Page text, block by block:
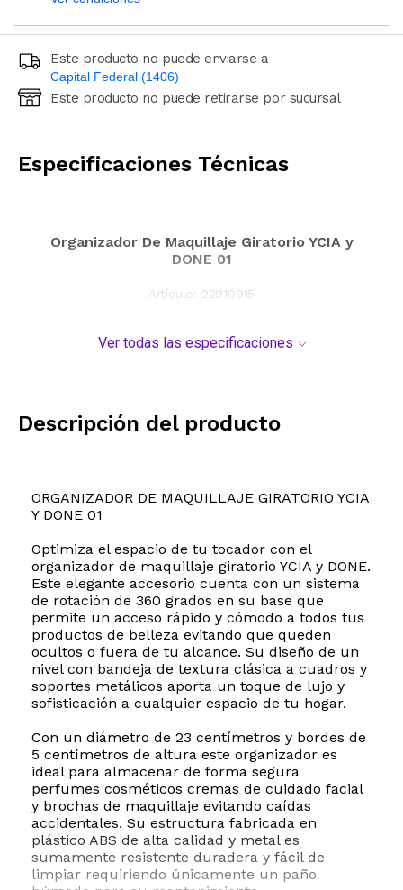
Este producto no puede enviarse a
Capital Federal (1406)
Ingresá código postal (sólo números)
Este producto no puede retirarse por sucursal
Especificaciones Técnicas
Organizador De Maquillaje Giratorio YCIA y
DONE 01
Artículo: 22910915
Ver todas las especificaciones
Descripción del producto
ORGANIZADOR DE MAQUILLAJE GIRATORIO YCIA
Y DONE 01
Optimiza el espacio de tu tocador con el
organizador de maquillaje giratorio YCIA y DONE.
Este elegante accesorio cuenta con un sistema
de rotación de 360 grados en su base que
permite un acceso rápido y cómodo a todos tus
productos de belleza evitando que queden
ocultos o fuera de tu alcance. Su diseño de un
nivel con bandeja de textura clásica a cuadros y
soportes metálicos aporta un toque de lujo y
sofisticación a cualquier espacio de tu hogar.
Con un diámetro de 23 centímetros y bordes de
5 centímetros de altura este organizador es
ideal para almacenar de forma segura
perfumes cosméticos cremas de cuidado facial
y brochas de maquillaje evitando caídas
accidentales. Su estructura fabricada en
plástico ABS de alta calidad y metal es
sumamente resistente duradera y fácil de
limpiar requiriendo únicamente un paño